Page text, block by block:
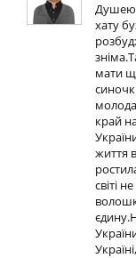
Душею
хату
мати
край
життя
світі